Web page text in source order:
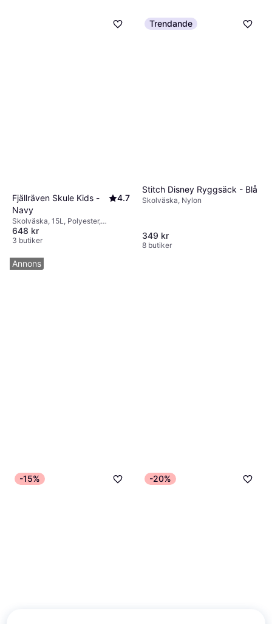
Fjällräven Skule Kids -
Navy
4.7
Skolväska, 15L, Polyester,
Bröstrem
648 kr
3 butiker
Trendande
Stitch Disney Ryggsäck - Blå
Skolväska, Nylon
349 kr
8 butiker
-15% -20%
Annons